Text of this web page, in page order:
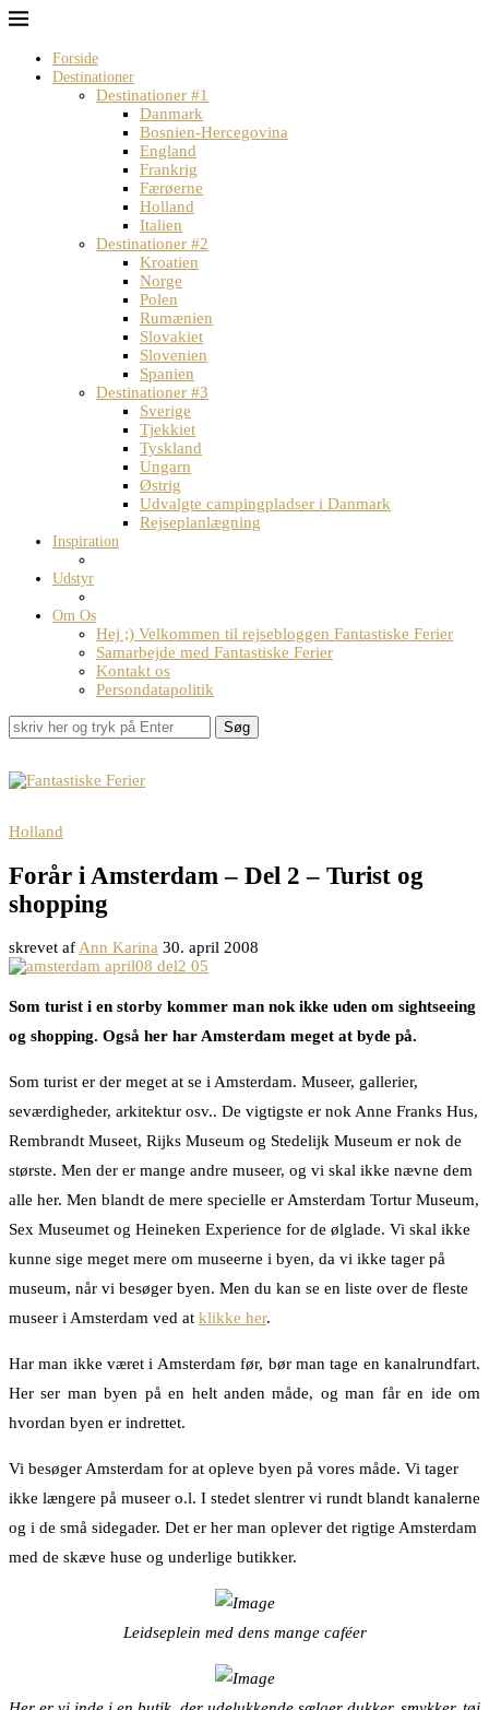
Forside
Destinationer
Destinationer #1
Danmark
Bosnien-Hercegovina
England
Frankrig
Færøerne
Holland
Italien
Destinationer #2
Kroatien
Norge
Polen
Rumænien
Slovakiet
Slovenien
Spanien
Destinationer #3
Sverige
Tjekkiet
Tyskland
Ungarn
Østrig
Udvalgte campingpladser i Danmark
Rejseplanlægning
Inspiration
Udstyr
Om Os
Hej ;) Velkommen til rejsebloggen Fantastiske Ferier
Samarbejde med Fantastiske Ferier
Kontakt os
Persondatapolitik
Søg
Holland
Forår i Amsterdam – Del 2 – Turist og
shopping
skrevet afAnn Karina 30. april 2008
Som turist i en storby kommer man nok ikke uden om sightseeing
og shopping. Også her har Amsterdam meget at byde på.
Som turist er der meget at se i Amsterdam. Museer, gallerier,
seværdigheder, arkitektur osv.. De vigtigste er nok Anne Franks Hus,
Rembrandt Museet, Rijks Museum og Stedelijk Museum er nok de
største. Men der er mange andre museer, og vi skal ikke nævne dem
alle her. Men blandt de mere specielle er Amsterdam Tortur Museum,
Sex Museumet og Heineken Experience for de ølglade. Vi skal ikke
kunne sige meget mere om museerne i byen, da vi ikke tager på
museum, når vi besøger byen. Men du kan se en liste over de fleste
museer i Amsterdam ved at klikke her.
Har man ikke været i Amsterdam før, bør man tage en kanalrundfart.
Her ser man byen på en helt anden måde, og man får en ide om
hvordan byen er indrettet.
Vi besøger Amsterdam for at opleve byen på vores måde. Vi tager
ikke længere på museer o.l. I stedet slentrer vi rundt blandt kanalerne
og i de små sidegader. Det er her man oplever det rigtige Amsterdam
med de skæve huse og underlige butikker.
Leidseplein med dens mange caféer